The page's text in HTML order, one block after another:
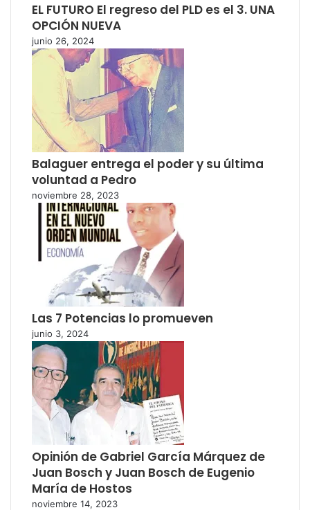
EL FUTURO El regreso del PLD es el 3. UNA
OPCIÓN NUEVA
junio 26, 2024
Balaguer entrega el poder y su última
voluntad a Pedro
noviembre 28, 2023
Las 7 Potencias lo promueven
junio 3, 2024
Opinión de Gabriel García Márquez de
Juan Bosch y Juan Bosch de Eugenio
María de Hostos
noviembre 14, 2023